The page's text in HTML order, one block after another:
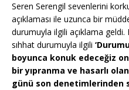
Seren Serengil sevenlerini
açıklaması ile uzunca bir
durumuyla ilgili açıklama geldi.
sıhhat durumuyla ilgili
boyunca konuk edeceğiz
bir yıpranma ve hasarlı
günü son denetimlerinden